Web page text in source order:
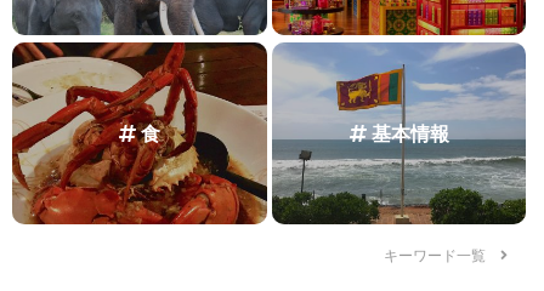
食 基本情報
キーワード一覧